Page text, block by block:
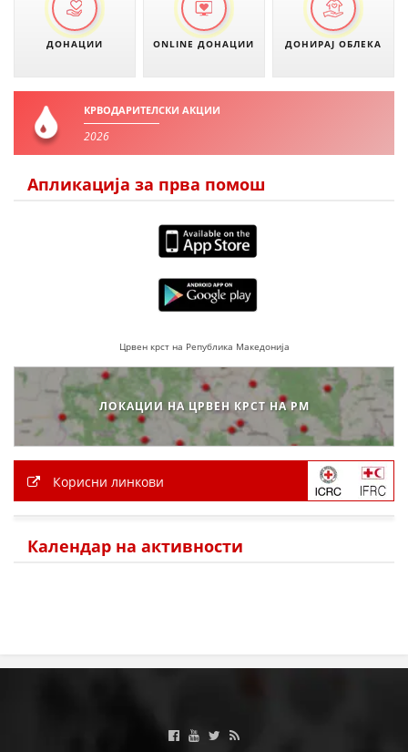
ДОНАЦИИ ONLINE ДОНАЦИИ ДОНИРАЈ ОБЛЕКА
КРВОДАРИТЕЛСКИ АКЦИИ
2026
Апликација за прва помош
Црвен крст на Република Македонија
ЛОКАЦИИ НА ЦРВЕН КРСТ НА РМ
Корисни линкови
Календар на активности